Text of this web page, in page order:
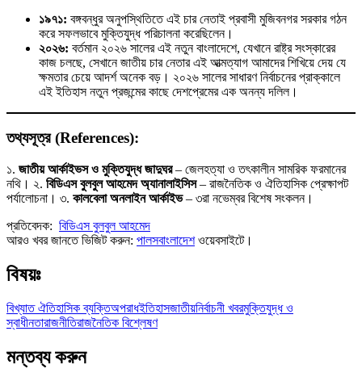
১৯৭১: বঙ্গবন্ধুর অনুপস্থিতিতে এই চার নেতাই প্রবাসী মুজিবনগর সরকার গঠন
করে সফলভাবে মুক্তিযুদ্ধ পরিচালনা করেছিলেন।
২০২৬: বর্তমান ২০২৬ সালের এই নতুন বাংলাদেশে, যেখানে রাষ্ট্র সংস্কারের
কাজ চলছে, সেখানে জাতীয় চার নেতার এই আত্মত্যাগ আমাদের শিখিয়ে দেয় যে
ক্ষমতার চেয়ে আদর্শ অনেক বড়। ২০২৬ সালের সাধারণ নির্বাচনের প্রাক্কালে
এই ইতিহাস নতুন প্রজন্মের কাছে দেশপ্রেমের এক অনন্য দলিল।
তথ্যসূত্র (References):
১. জাতীয় আর্কাইভস ও মুক্তিযুদ্ধ জাদুঘর– জেলহত্যা ও তৎকালীন সামরিক ফরমানের
নথি। ২. বিডিএস বুলবুল আহমেদ অ্যানালাইসিস– রাজনৈতিক ও ঐতিহাসিক প্রেক্ষাপট
পর্যালোচনা। ৩. কালবেলা অনলাইন আর্কাইভ– ৩রা নভেম্বর বিশেষ সংকলন।
প্রতিবেদক: বিডিএস বুলবুল আহমেদ
আরও খবর জানতে ভিজিট করুন: পালসবাংলাদেশওয়েবসাইটে।
বিষয়ঃ
বিখ্যাত ঐতিহাসিক ব্যক্তিঅপরাধইতিহাসজাতীয়নির্বাচনী খবরমুক্তিযুদ্ধ ও
স্বাধীনতারাজনীতিরাজনৈতিক বিশ্লেষণ
মন্তব্য করুন